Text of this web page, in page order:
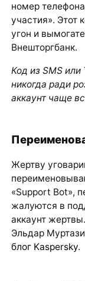
номер
участия». Этот
угон и
Внешторгбанк.
Код из SMS или
никогда ради
аккаунт чаще
Жертву
«Support Bot»,
жалуются в
аккаунт
Эльдар
блог Kaspersky.